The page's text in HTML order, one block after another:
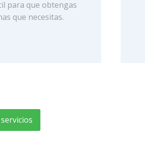
para que obtengas
que necesitas.